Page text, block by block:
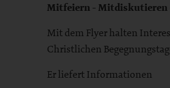
Mitfeiern - Mitdiskutieren
Mit dem Flyer halten
Christlichen
Er liefert Informationen